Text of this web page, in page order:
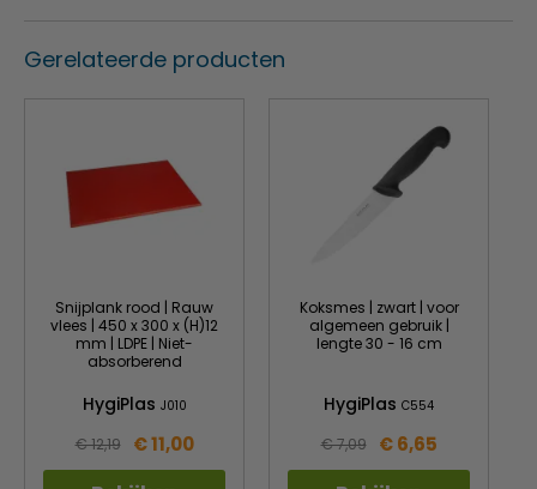
Gerelateerde producten
Snijplank rood | Rauw
vlees | 450 x 300 x (H)12
mm | LDPE | Niet-
absorberend
HygiPlas J010
€ 12,19 € 11,00
Koksmes | zwart | voor
algemeen gebruik |
lengte 30 - 16 cm
HygiPlas C554
€ 7,09 € 6,65